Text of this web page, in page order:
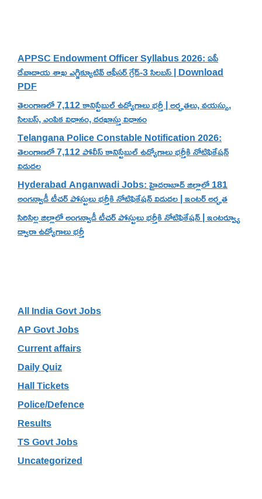
APPSC Endowment Officer Syllabus 2026: ఏపీ
దేవాదాయ శాఖ ఎగ్జిక్యూటివ్ ఆఫీసర్ గ్రేడ్-3 సిలబస్ | Download
PDF
తెలంగాణలో 7,112 కానిస్టేబుల్ ఉద్యోగాలు భర్తీ | అర్హతలు, వయస్సు,
సిలబస్, ఎంపిక విధానం, దరఖాస్తు విధానం
Telangana Police Constable Notification 2026:
తెలంగాణలో 7,112 పోలీస్ కానిస్టేబుల్ ఉద్యోగాలు భర్తీకి నోటిఫికేషన్
విడుదల
Hyderabad Anganwadi Jobs: హైదరాబాద్ జిల్లాలో 181
అంగన్వాడీ టీచర్ పోస్టులు భర్తీకి నోటిఫికేషన్ విడుదల | ఇంటర్ అర్హత
సిరిసిల్ల జిల్లాలో అంగన్వాడీ టీచర్ పోస్టులు భర్తీకి నోటిఫికేషన్ | ఇంటర్వ్యూ
ద్వారా ఉద్యోగాలు భర్తీ
All India Govt Jobs
AP Govt Jobs
Current affairs
Daily Quiz
Hall Tickets
Police/Defence
Results
TS Govt Jobs
Uncategorized